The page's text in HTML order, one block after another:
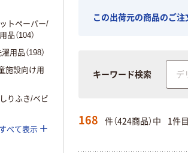
この出荷元の商品のご注
キーワード検索
168 件（424商品）中 1件
トペーパー/
（104）
用品（198）
施設向け用
りふき/ベビ
すべて表示